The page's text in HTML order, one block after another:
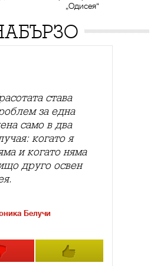
„Одисея“
става
за една
само в два
когато я
и когато няма
друго освен
Белучи